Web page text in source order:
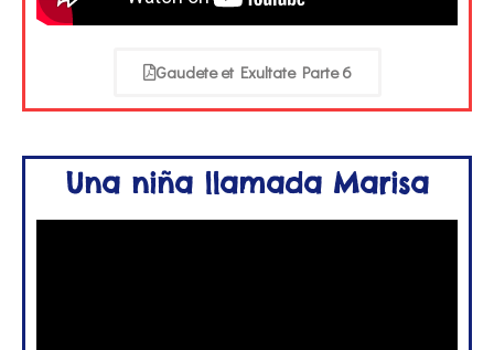
Gaudete et Exultate Parte 6
Una niña llamada Marisa